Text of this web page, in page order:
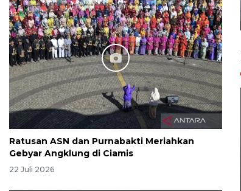
Ratusan ASN dan Purnabakti Meriahkan
Gebyar Angklung di Ciamis
22 Juli 2026